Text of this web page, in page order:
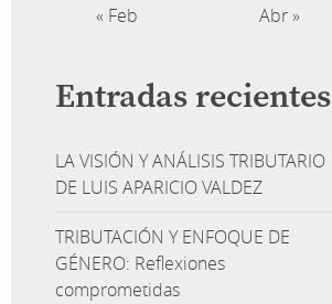
« Feb Abr »
Entradas recientes
LA VISIÓN Y ANÁLISIS TRIBUTARIO
DE LUIS APARICIO VALDEZ
TRIBUTACIÓN Y ENFOQUE DE
GÉNERO: Reflexiones
comprometidas